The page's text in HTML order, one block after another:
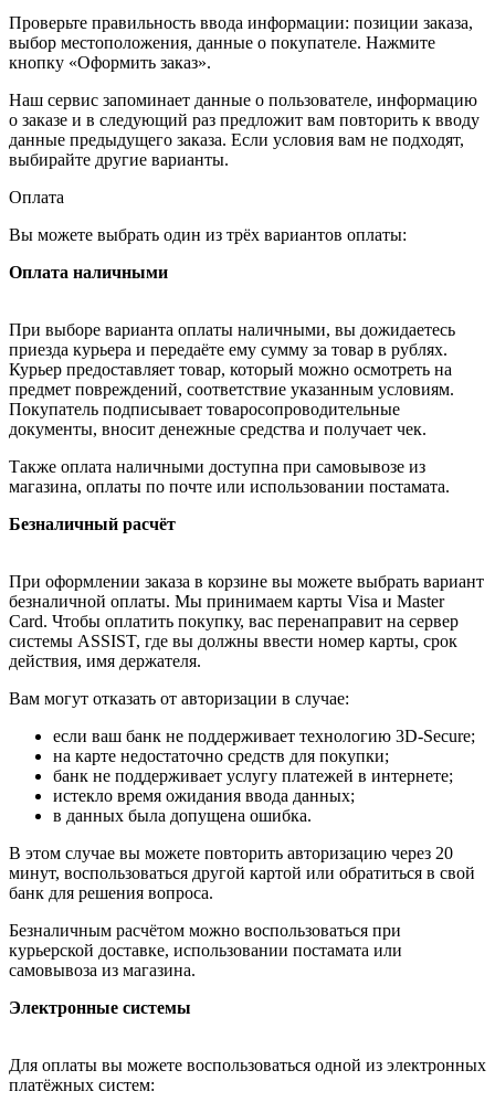
Проверьте правильность ввода информации: позиции заказа,
выбор местоположения, данные о покупателе. Нажмите
кнопку «Оформить заказ».
Наш сервис запоминает данные о пользователе, информацию
о заказе и в следующий раз предложит вам повторить к вводу
данные предыдущего заказа. Если условия вам не подходят,
выбирайте другие варианты.
Оплата
Вы можете выбрать один из трёх вариантов оплаты:
Оплата наличными
При выборе варианта оплаты наличными, вы дожидаетесь
приезда курьера и передаёте ему сумму за товар в рублях.
Курьер предоставляет товар, который можно осмотреть на
предмет повреждений, соответствие указанным условиям.
Покупатель подписывает товаросопроводительные
документы, вносит денежные средства и получает чек.
Также оплата наличными доступна при самовывозе из
магазина, оплаты по почте или использовании постамата.
Безналичный расчёт
При оформлении заказа в корзине вы можете выбрать вариант
безналичной оплаты. Мы принимаем карты Visa и Master
Card. Чтобы оплатить покупку, вас перенаправит на сервер
системы ASSIST, где вы должны ввести номер карты, срок
действия, имя держателя.
Вам могут отказать от авторизации в случае:
если ваш банк не поддерживает технологию 3D-Secure;
на карте недостаточно средств для покупки;
банк не поддерживает услугу платежей в интернете;
истекло время ожидания ввода данных;
в данных была допущена ошибка.
В этом случае вы можете повторить авторизацию через 20
минут, воспользоваться другой картой или обратиться в свой
банк для решения вопроса.
Безналичным расчётом можно воспользоваться при
курьерской доставке, использовании постамата или
самовывоза из магазина.
Электронные системы
Для оплаты вы можете воспользоваться одной из электронных
платёжных систем: